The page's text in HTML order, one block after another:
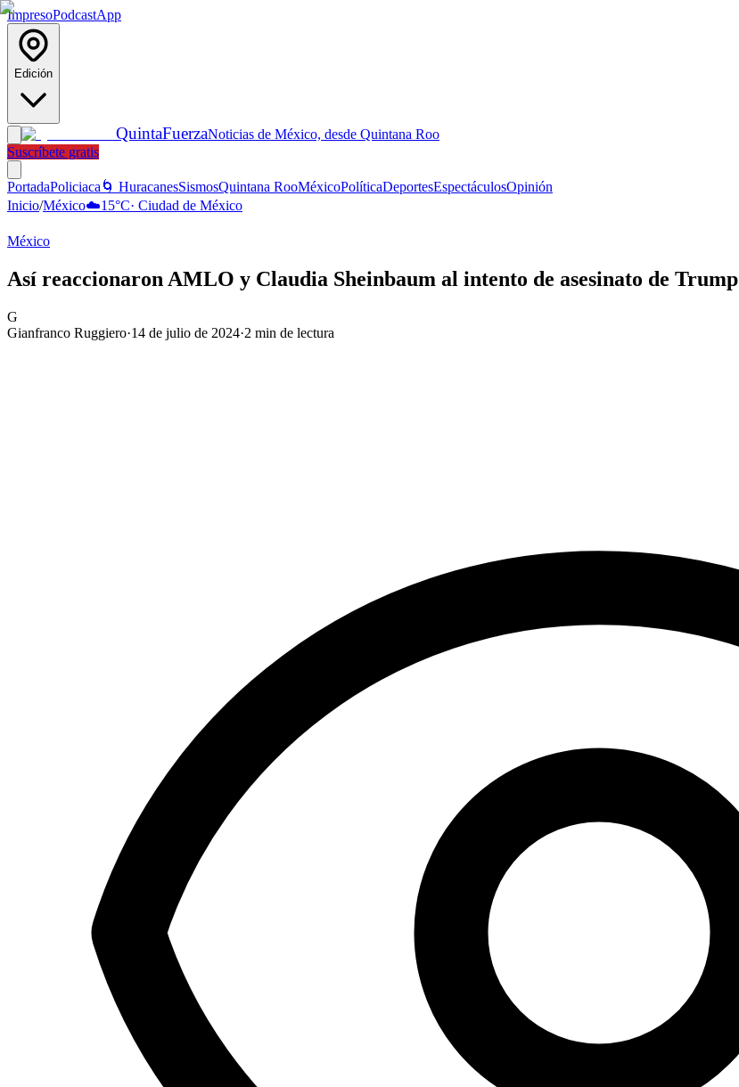
ImpresoPodcastApp
Edición
QuintaFuerzaNoticias de México, desde Quintana Roo
Suscríbete gratis
PortadaPoliciaca 🌀 HuracanesSismosQuintana RooMéxicoPolíticaDeportesEspectáculosOpinión
Inicio/México☁️15°C· Ciudad de México
México
Así reaccionaron AMLO y Claudia Sheinbaum al intento de asesinato de Trump
G
Gianfranco Ruggiero·14 de julio de 2024·2 min de lectura